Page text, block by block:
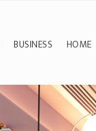
BUSINESS HOME